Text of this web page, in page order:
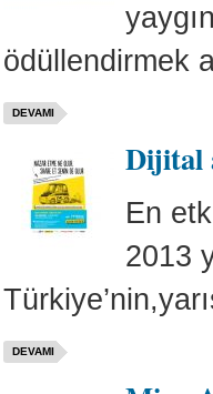
ödüllendirmek
DEVAMI
Dijital
En
2013
DEVAMI